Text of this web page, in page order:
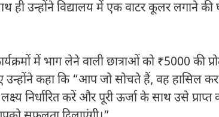
ही उन्होंने विद्यालय में एक वाटर कूलर लगाने
में भाग लेने वाली छात्राओं को ₹5000 की
हुए उन्होंने कहा कि “आप जो सोचते हैं, वह
निर्धारित करें और पूरी ऊर्जा के साथ उसे